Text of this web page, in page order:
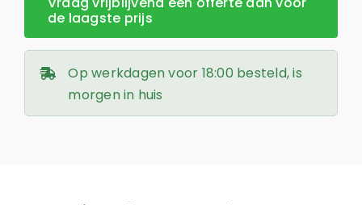
de laagste prijs
Op werkdagen voor 18:00 besteld, is
morgen in huis